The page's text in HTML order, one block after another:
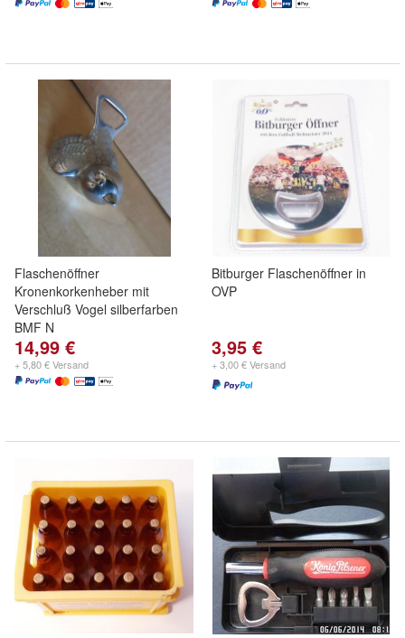
Flaschenöffner
Kronenkorkenheber mit
Verschluß Vogel silberfarben
BMF N
14,99 €
+ 5,80 € Versand
Bitburger Flaschenöffner in
OVP
3,95 €
+ 3,00 € Versand